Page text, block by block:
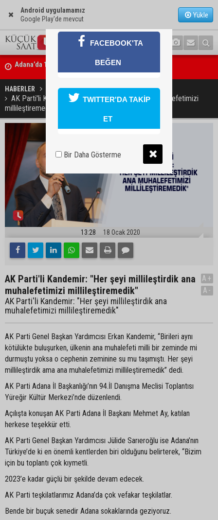
Android uygulamamız
Google Play'de mevcut
Yükle
Tarihi Tepebağ Projesi için değerlendirme toplantısı yapıldı
HABERLER SİYASET
AK Parti'li Kandemir: "Her şeyi millileştirdik ana muhalefetimizi
millileştiremedik"
13:28 18 Ocak 2020
AK Parti'li Kandemir: "Her şeyi millileştirdik ana
muhalefetimizi millileştiremedik"
AK Parti'li Kandemir: "Her şeyi millileştirdik ana
muhalefetimizi millileştiremedik"
A+
A-
AK Parti Genel Başkan Yardımcısı Erkan Kandemir, “Birileri aynı
kötülükte buluşurken, ülkenin ana muhalefeti milli bir zeminde mi
durmuştu yoksa o cephenin zeminine su mu taşımıştı. Her şeyi
millileştirdik ama ana muhalefetimizi millileştiremedik” dedi.
AK Parti Adana İl Başkanlığı’nın 94.İl Danışma Meclisi Toplantısı
Yüreğir Kültür Merkezi’nde düzenlendi.
Açılışta konuşan AK Parti Adana İl Başkanı Mehmet Ay, katılan
herkese teşekkür etti.
AK Parti Genel Başkan Yardımcısı Jülide Sarıeroğlu ise Adana’nın
Türkiye’de ki en önemli kentlerden biri olduğunu belirterek, “Bizim
için bu toplantı çok kıymetli.
2023’e kadar güçlü bir şekilde devam edecek.
AK Parti teşkilatlarımız Adana’da çok vefakar teşkilatlar.
Bende bir buçuk senedir Adana sokaklarında geziyoruz.
FACEBOOK'TA
BEĞEN
TWITTER'DA TAKİP
ET
Bir Daha Gösterme